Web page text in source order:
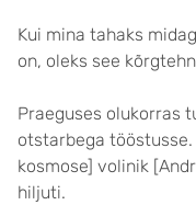
Kui mina tahaks
on, oleks see
Praeguses olukorras
otstarbega
kosmose] volinik
hiljuti.